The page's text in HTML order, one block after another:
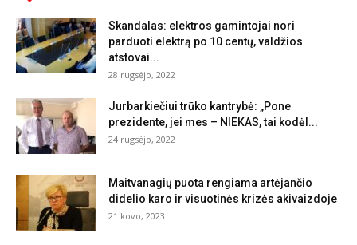
Skandalas: elektros gamintojai nori
parduoti elektrą po 10 centų, valdžios
atstovai...
28 rugsėjo, 2022
Jurbarkiečiui trūko kantrybė: „Pone
prezidente, jei mes – NIEKAS, tai kodėl...
24 rugsėjo, 2022
Maitvanagių puota rengiama artėjančio
didelio karo ir visuotinės krizės akivaizdoje
21 kovo, 2023